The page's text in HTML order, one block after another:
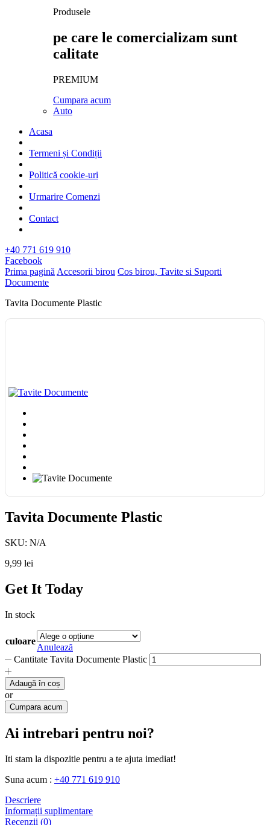
Produsele
pe care le comercializam sunt
calitate
PREMIUM
Cumpara acum
Auto
Acasa
Termeni și Condiții
Politică cookie-uri
Urmarire Comenzi
Contact
+40 771 619 910
Facebook
Prima pagină Accesorii birou Cos birou, Tavite si Suporti
Documente
Tavita Documente Plastic
Tavita Documente Plastic
SKU: N/A
9,99 lei
Get It Today
In stock
culoare
Anulează
Cantitate Tavita Documente Plastic
Adaugă în coș
or
Cumpara acum
Ai intrebari pentru noi?
Iti stam la dispozitie pentru a te ajuta imediat!
Suna acum : +40 771 619 910
Descriere
Informații suplimentare
Recenzii (0)